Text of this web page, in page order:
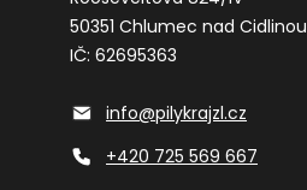
50351 Chlumec nad Cidlinou
IČ: 62695363
info@pilykrajzl.cz
+420 725 569 667